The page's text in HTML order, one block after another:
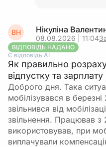
ВН Нікуліна
08.08.2026 | 11:04
ВІДПОВІДЬ НАДАНО
Є відповідь АІ
Як правильно
відпустку та зарплату
Доброго дня. Така
мобілізувався в
звільнився від
звільнення. Працював з
використовував, при
виплачували